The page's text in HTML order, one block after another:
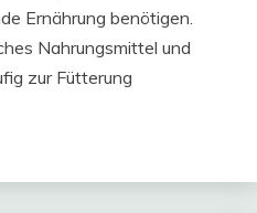
Ernährung benötigen.
Nahrungsmittel und
zur Fütterung